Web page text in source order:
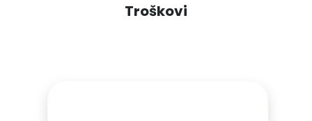
Troškovi